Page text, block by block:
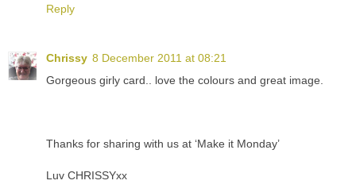
Reply
Chrissy 8 December 2011 at 08:21
Gorgeous girly card.. love the colours and great image.
Thanks for sharing with us at ‘Make it Monday’
Luv CHRISSYxx